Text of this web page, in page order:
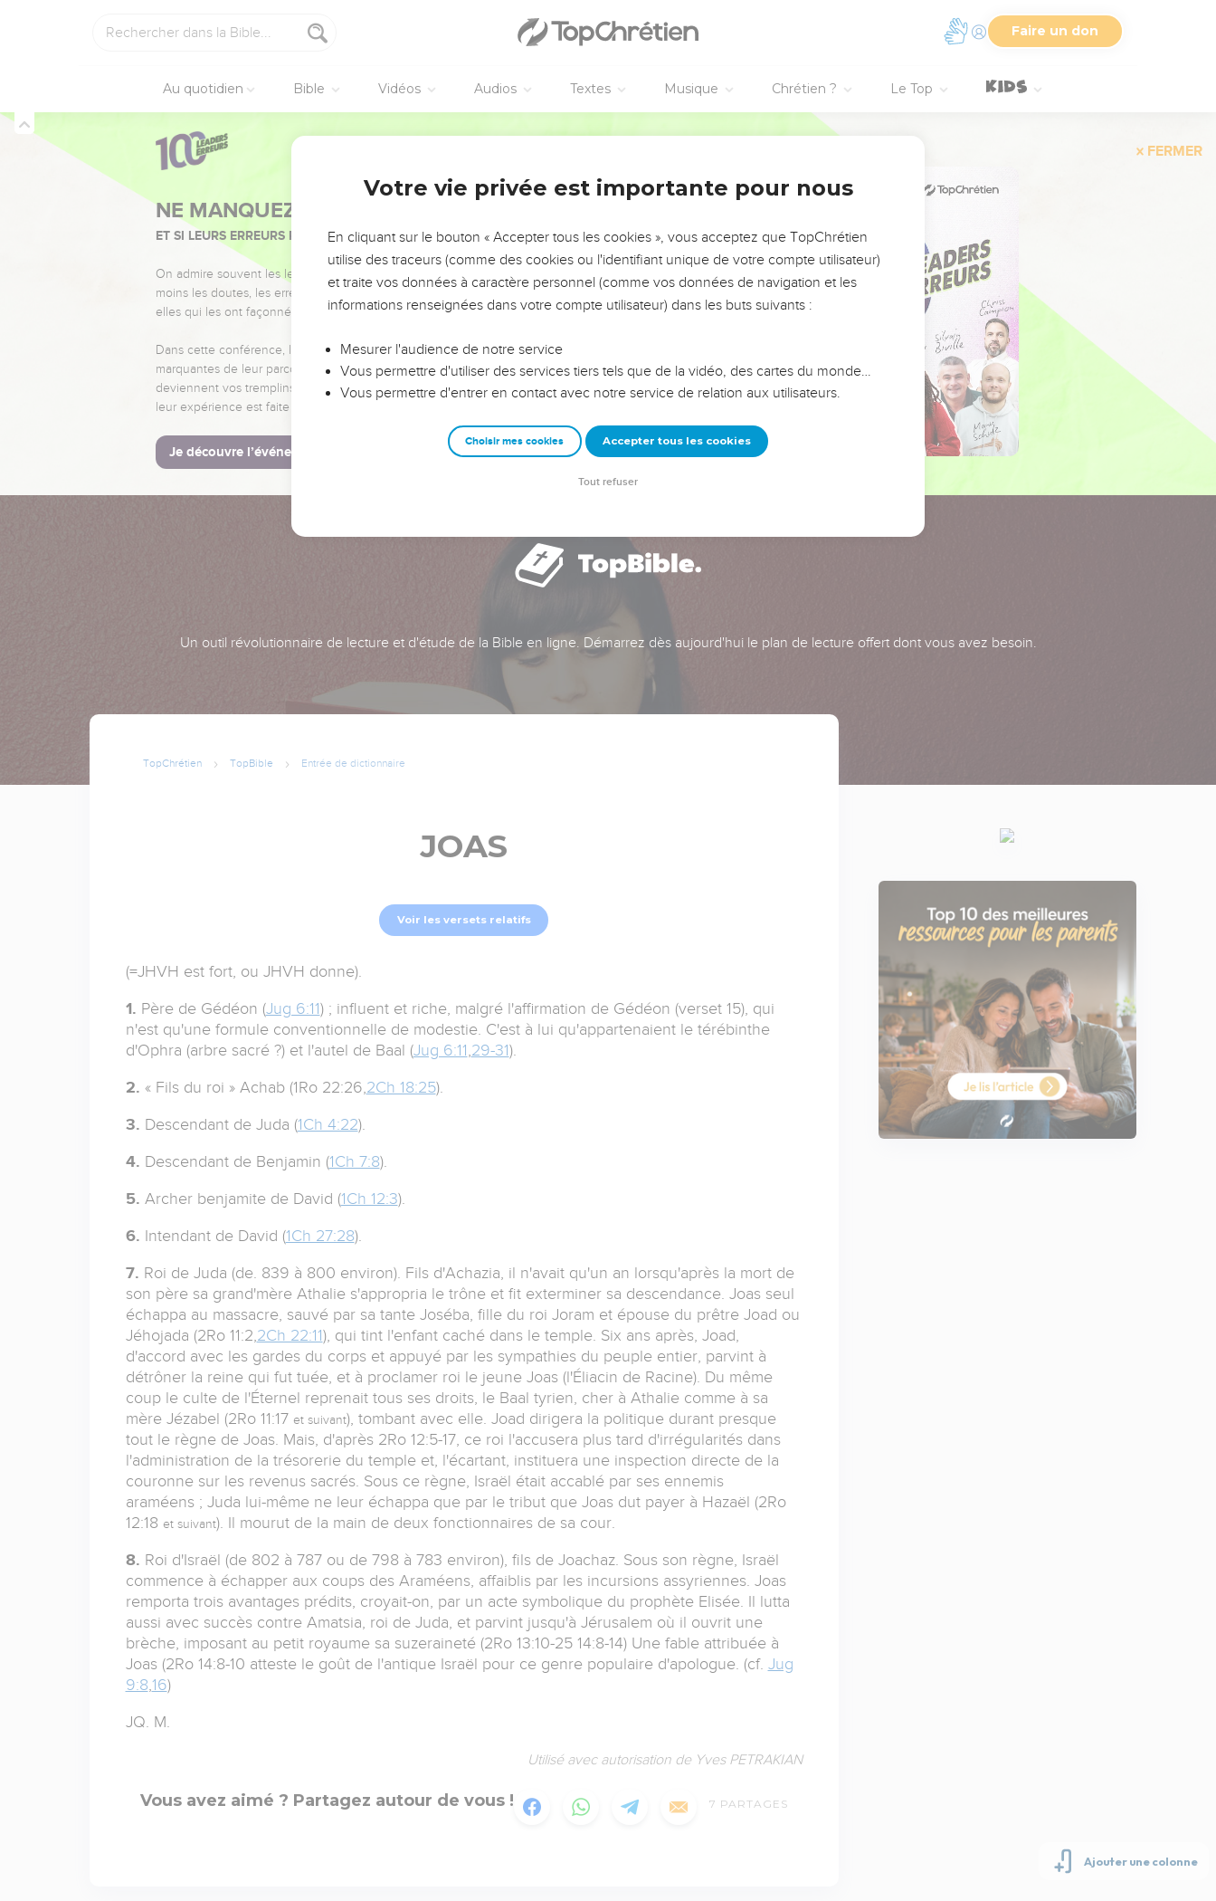
Faire un don
Au quotidien Bible Vidéos Audios Textes Musique Chrétien ? Le Top
FERMER
NE MANQUEZ PAS L’ÉVÉNEMENT DE L’ANNÉE !
ET SI LEURS ERREURS POUVAIENT VOUS ÉVITER LES VOTRES ?
On admire souvent les leaders pour leurs réussites, leur impact, leur foi ou leur vision. Mais on voit
moins les doutes, les erreurs et les saisons difficiles qu'ils ont traversés, alors même que ce sont
elles qui les ont façonnés.
Dans cette conférence, leaders, entrepreneurs, et responsables reviennent sur les erreurs
marquantes de leur parcours et les clés pour avancer avec plus de sagesse afin que leurs erreurs
deviennent vos tremplins. Que vous guidiez un ministère, une équipe, un groupe ou une famille,
leur expérience est faite pour vous.
Je découvre l’événement
Un outil révolutionnaire de lecture et d'étude de la Bible en ligne. Démarrez dès aujourd'hui le plan de lecture offert dont vous avez besoin.
TopChrétien TopBible Entrée de dictionnaire
JOAS
Voir les versets relatifs
(=JHVH est fort, ou JHVH donne).
1. Père de Gédéon (Jug 6:11) ; influent et riche, malgré l'affirmation de Gédéon (verset 15), qui
n'est qu'une formule conventionnelle de modestie. C'est à lui qu'appartenaient le térébinthe
d'Ophra (arbre sacré ?) et l'autel de Baal (Jug 6:11 29-31).
2. « Fils du roi » Achab (1Ro 22:26, 2Ch 18:25).
3. Descendant de Juda (1Ch 4:22).
4. Descendant de Benjamin (1Ch 7:8).
5. Archer benjamite de David (1Ch 12:3).
6. Intendant de David (1Ch 27:28).
7. Roi de Juda (de. 839 à 800 environ). Fils d'Achazia, il n'avait qu'un an lorsqu'après la mort de
son père sa grand'mère Athalie s'appropria le trône et fit exterminer sa descendance. Joas seul
échappa au massacre, sauvé par sa tante Joséba, fille du roi Joram et épouse du prêtre Joad ou
Jéhojada (2Ro 11:2, 2Ch 22:11), qui tint l'enfant caché dans le temple. Six ans après, Joad,
d'accord avec les gardes du corps et appuyé par les sympathies du peuple entier, parvint à
détrôner la reine qui fut tuée, et à proclamer roi le jeune Joas (l'Éliacin de Racine). Du même
coup le culte de l'Éternel reprenait tous ses droits, le Baal tyrien, cher à Athalie comme à sa
mère Jézabel (2Ro 11:17 et suivant), tombant avec elle. Joad dirigera la politique durant presque
tout le règne de Joas. Mais, d'après 2Ro 12:5-17, ce roi l'accusera plus tard d'irrégularités dans
l'administration de la trésorerie du temple et, l'écartant, instituera une inspection directe de la
couronne sur les revenus sacrés. Sous ce règne, Israël était accablé par ses ennemis
araméens ; Juda lui-même ne leur échappa que par le tribut que Joas dut payer à Hazaël (2Ro
12:18 et suivant). Il mourut de la main de deux fonctionnaires de sa cour.
8. Roi d'Israël (de 802 à 787 ou de 798 à 783 environ), fils de Joachaz. Sous son règne, Israël
commence à échapper aux coups des Araméens, affaiblis par les incursions assyriennes. Joas
remporta trois avantages prédits, croyait-on, par un acte symbolique du prophète Elisée. Il lutta
aussi avec succès contre Amatsia, roi de Juda, et parvint jusqu'à Jérusalem où il ouvrit une
brèche, imposant au petit royaume sa suzeraineté (2Ro 13:10-25 14:8-14) Une fable attribuée à
Joas (2Ro 14:8-10 atteste le goût de l'antique Israël pour ce genre populaire d'apologue. (cf. Jug
9:8 16)
JQ. M.
Utilisé avec autorisation de Yves PETRAKIAN
Vous avez aimé ? Partagez autour de vous ! 7 PARTAGES
Votre vie privée est importante pour nous
En cliquant sur le bouton « Accepter tous les cookies », vous acceptez que TopChrétien
utilise des traceurs (comme des cookies ou l'identifiant unique de votre compte utilisateur)
et traite vos données à caractère personnel (comme vos données de navigation et les
informations renseignées dans votre compte utilisateur) dans les buts suivants :
Mesurer l'audience de notre service
Vous permettre d'utiliser des services tiers tels que de la vidéo, des cartes du monde…
Vous permettre d'entrer en contact avec notre service de relation aux utilisateurs.
Choisir mes cookies Accepter tous les cookies
Tout refuser